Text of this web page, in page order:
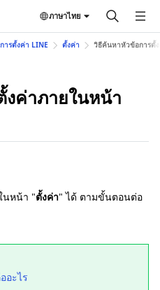
ภาษาไทย
ารตั้งค่า LINE ตั้งค่า วิธีค้นหาหัวข้อการตั้
ค่าภายในหน้า
นหน้า "ตั้งค่า" ได้ ตามขั้นตอนต่อ
อะไร